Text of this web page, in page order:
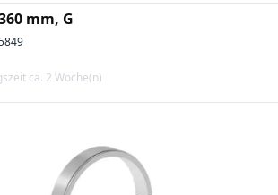
mm, G
ca. 2 Woche(n)